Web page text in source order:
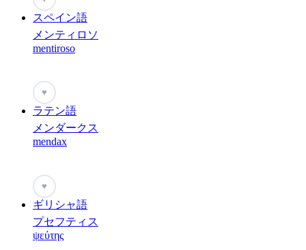
スペイン語
メンティロソ
mentiroso
♥
ラテン語
メンダークス
mendax
♥
ギリシャ語
プセフティス
ψεύτης